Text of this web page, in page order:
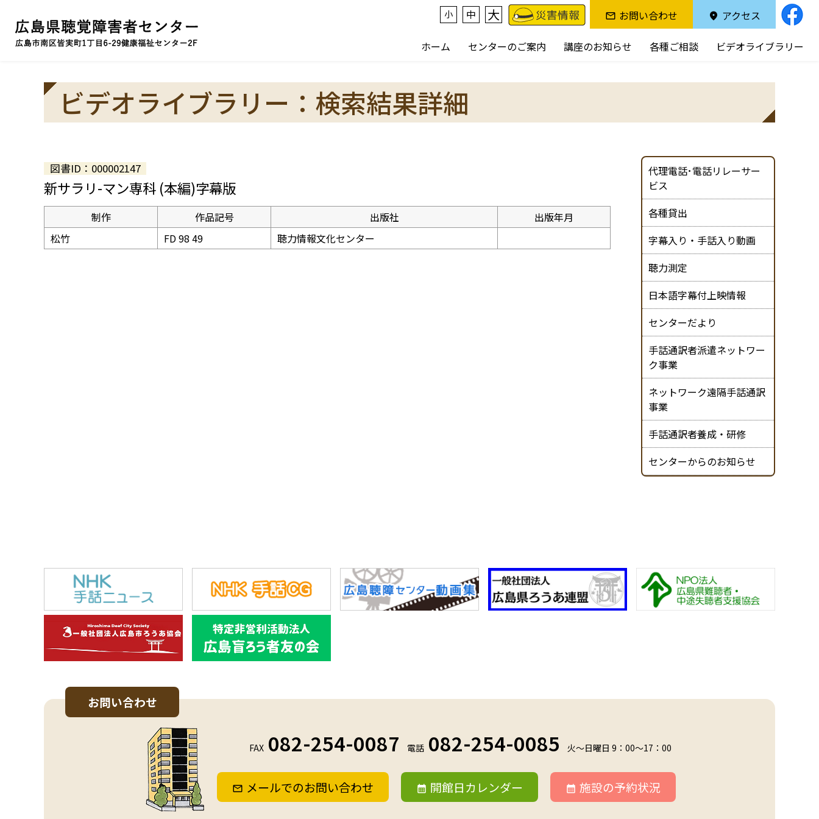
小 中 大 お問い合わせ アクセス
ホーム センターのご案内 講座のお知らせ 各種ご相談 ビデオライブラリー
ビデオライブラリー：検索結果詳細
図書ID：000002147
新サラリ-マン専科 (本編)字幕版
制作 作品記号 出版社
出版年月
松竹
FD 98 49 聴力情報文化センター
代理電話･電話リレーサー
ビス
各種貸出
字幕入り・手話入り動画
聴力測定
日本語字幕付上映情報
センターだより
手話通訳者派遣ネットワー
ク事業
ネットワーク遠隔手話通訳
事業
手話通訳者養成・研修
センターからのお知らせ
お問い合わせ
FAX 082-254-0087 電話 082-254-0085 火～日曜日 9：00～17：00
メールでのお問い合わせ 開館日カレンダー 施設の予約状況